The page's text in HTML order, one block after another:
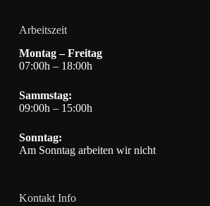
Arbeitszeit
Montag – Freitag
07:00h – 18:00h
Sammstag:
09:00h – 15:00h
Sonntag:
Am Sonntag arbeiten wir nicht
Kontakt Info